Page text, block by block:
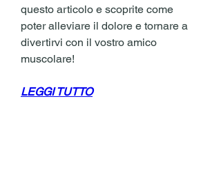
questo articolo e scoprite come
poter alleviare il dolore e tornare a
divertirvi con il vostro amico
muscolare!
LEGGI TUTTO